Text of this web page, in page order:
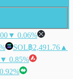
▼ 0.06%
SOL฿2,491.76 ▲
▼ 0.85%